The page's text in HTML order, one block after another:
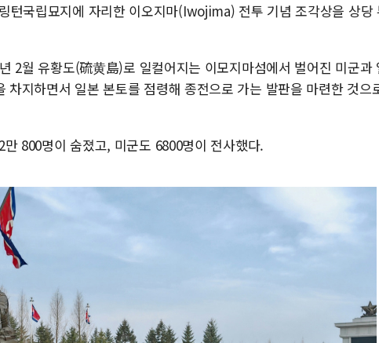
턴국립묘지에 자리한 이오지마(Iwojima) 전투 기념 조각상을 상당
2월 유황도(硫黄島)로 일컬어지는 이모지마섬에서 벌어진 미군과
차지하면서 일본 본토를 점령해 종전으로 가는 발판을 마련한 것으
800명이 숨졌고, 미군도 6800명이 전사했다.